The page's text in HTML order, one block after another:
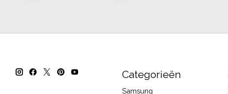
Categorieën
Samsung